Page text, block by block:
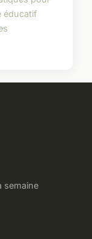
éducatif
semaine